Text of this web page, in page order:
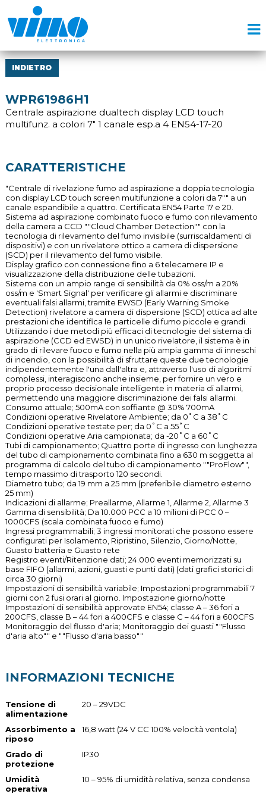
INDIETRO
WPR61986H1
Centrale aspirazione dualtech display LCD touch
multifunz. a colori 7" 1 canale esp.a 4 EN54-17-20
CARATTERISTICHE
"Centrale di rivelazione fumo ad aspirazione a doppia tecnologia
con display LCD touch screen multifunzione a colori da 7"" a un
canale espandibile a quattro. Certificata EN54 Parte 17 e 20.
Sistema ad aspirazione combinato fuoco e fumo con rilevamento
della camera a CCD ""Cloud Chamber Detection"" con la
tecnologia di rilevamento del fumo invisibile (surriscaldamenti di
dispositivi) e con un rivelatore ottico a camera di dispersione
(SCD) per il rilevamento del fumo visibile.
Display grafico con connessione fino a 6 telecamere IP e
visualizzazione della distribuzione delle tubazioni.
Sistema con un ampio range di sensibilità da 0% oss/m a 20%
oss/m e 'Smart Signal' per verificare gli allarmi e discriminare
eventuali falsi allarmi, tramite EWSD (Early Warning Smoke
Detection) rivelatore a camera di dispersione (SCD) ottica ad alte
prestazioni che identifica le particelle di fumo piccole e grandi.
Utilizzando i due metodi più efficaci di tecnologie del sistema di
aspirazione (CCD ed EWSD) in un unico rivelatore, il sistema è in
grado di rilevare fuoco e fumo nella più ampia gamma di inneschi
di incendio, con la possibilità di sfruttare queste due tecnologie
indipendentemente l'una dall'altra e, attraverso l'uso di algoritmi
complessi, interagiscono anche insieme, per fornire un vero e
proprio processo decisionale intelligente in materia di allarmi,
permettendo una maggiore discriminazione dei falsi allarmi.
Consumo attuale; 500mA con soffiante @ 30% 700mA
Condizioni operative Rivelatore Ambiente; da 0˚C a 38˚C
Condizioni operative testate per; da 0˚C a 55˚C
Condizioni operative Aria campionata; da -20˚C a 60˚C
Tubi di campionamento; Quattro porte di ingresso con lunghezza
del tubo di campionamento combinata fino a 630 m soggetta al
programma di calcolo del tubo di campionamento ""ProFlow"",
tempo massimo di trasporto 120 secondi.
Diametro tubo; da 19 mm a 25 mm (preferibile diametro esterno
25 mm)
Indicazioni di allarme; Preallarme, Allarme 1, Allarme 2, Allarme 3
Gamma di sensibilità; Da 10.000 PCC a 10 milioni di PCC 0 –
1000CFS (scala combinata fuoco e fumo)
Ingressi programmabili; 3 ingressi monitorati che possono essere
configurati per Isolamento, Ripristino, Silenzio, Giorno/Notte,
Guasto batteria e Guasto rete
Registro eventi/Ritenzione dati; 24.000 eventi memorizzati su
base FIFO (allarmi, azioni, guasti e punti dati) (dati grafici storici di
circa 30 giorni)
Impostazioni di sensibilità variabile; Impostazioni programmabili 7
giorni con 2 fusi orari al giorno. Impostazione giorno/notte
Impostazioni di sensibilità approvate EN54; classe A – 36 fori a
200CFS, classe B – 44 fori a 400CFS e classe C – 44 fori a 600CFS
Monitoraggio del flusso d'aria; Monitoraggio dei guasti ""Flusso
d'aria alto"" e ""Flusso d'aria basso""
INFORMAZIONI TECNICHE
Tensione di
alimentazione
20 – 29VDC
Assorbimento a
riposo
16,8 watt (24 V CC 100% velocità ventola)
Grado di
protezione
IP30
Umidità
operativa
10 – 95% di umidità relativa, senza condensa